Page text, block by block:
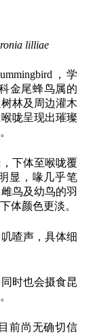
lilliae
，学
金尾蜂鸟属的
林及周边灌木
咙呈现出璀璨
下体至喉咙覆
显，喙几乎笔
鸟及幼鸟的羽
体颜色更淡。
喳声，具体细
时也会摄食昆
前尚无确切信